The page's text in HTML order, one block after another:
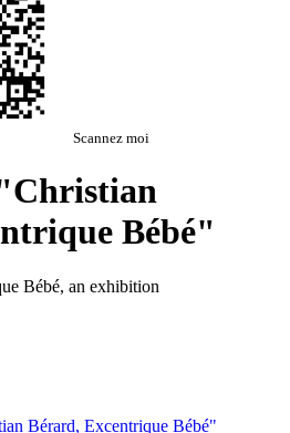
Scannez moi
Bébé"
Bébé, an exhibition